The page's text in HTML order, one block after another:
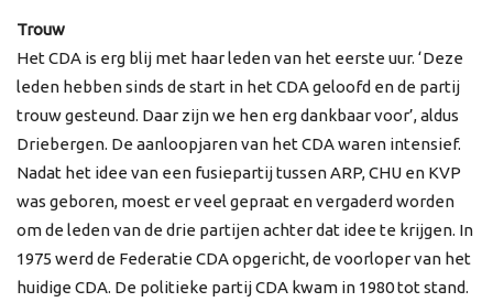
Trouw
Het CDA is erg blij met haar leden van het eerste uur. ‘Deze
leden hebben sinds de start in het CDA geloofd en de partij
trouw gesteund. Daar zijn we hen erg dankbaar voor’, aldus
Driebergen. De aanloopjaren van het CDA waren intensief.
Nadat het idee van een fusiepartij tussen ARP, CHU en KVP
was geboren, moest er veel gepraat en vergaderd worden
om de leden van de drie partijen achter dat idee te krijgen. In
1975 werd de Federatie CDA opgericht, de voorloper van het
huidige CDA. De politieke partij CDA kwam in 1980 tot stand.